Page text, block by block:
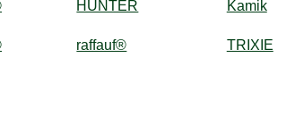
HUNTER Kamik
raffauf® TRIXIE